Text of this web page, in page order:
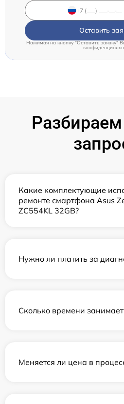
Оставить
Нажимая на кнопку "Оставить заявку"
Какие комплектующие
ремонте смартфона Asus
ZC554KL 32GB?
Нужно ли платить за
Сколько времени
Меняется ли цена в